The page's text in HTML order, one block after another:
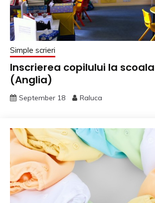
Simple scrieri
Inscrierea copilului la scoala
(Anglia)
September 18 Raluca